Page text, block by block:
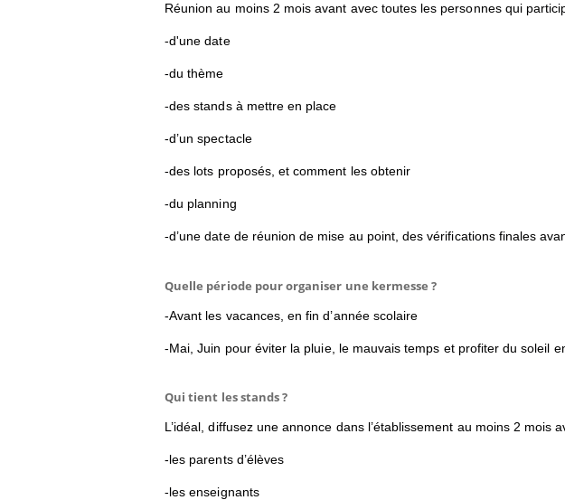
Réunion au moins 2 mois avant avec toutes les personnes qui
-d'une date
-du thème
-des stands à mettre en place
-d’un spectacle
-des lots proposés, et comment les obtenir
-du planning
-d’une date de réunion de mise au point, des vérifications finales
Quelle période pour organiser une kermesse ?
-Avant les vacances, en fin d’année scolaire
-Mai, Juin pour éviter la pluie, le mauvais temps et profiter du soleil
Qui tient les stands ?
L’idéal, diffusez une annonce dans l’établissement au moins 2
-les parents d’élèves
-les enseignants